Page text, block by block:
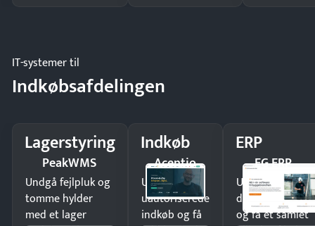
IT-systemer til
Indkøbsafdelingen
Lagerstyring
PeakWMS
Undgå fejlpluk og
tomme hylder
med et lager
Indkøb
Acentio
Undgå
uautoriserede
indkøb og få
ERP
EG ERP
Undgå
og få ét samlet